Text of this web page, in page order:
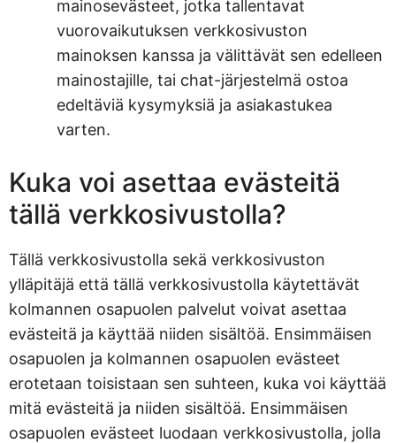
mainosevästeet, jotka tallentavat
vuorovaikutuksen verkkosivuston
mainoksen kanssa ja välittävät sen edelleen
mainostajille, tai chat-järjestelmä ostoa
edeltäviä kysymyksiä ja asiakastukea
varten.
Kuka voi asettaa evästeitä
tällä verkkosivustolla?
Tällä verkkosivustolla sekä verkkosivuston
ylläpitäjä että tällä verkkosivustolla käytettävät
kolmannen osapuolen palvelut voivat asettaa
evästeitä ja käyttää niiden sisältöä. Ensimmäisen
osapuolen ja kolmannen osapuolen evästeet
erotetaan toisistaan sen suhteen, kuka voi käyttää
mitä evästeitä ja niiden sisältöä. Ensimmäisen
osapuolen evästeet luodaan verkkosivustolla, jolla